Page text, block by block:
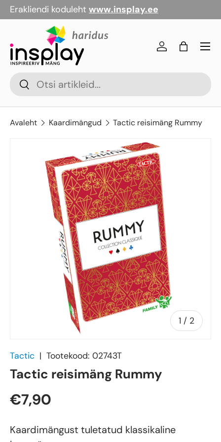
Jäta vahele
Erakliendi koduleht www.insplay.ee
OtsiOtsi
Logi sisse
Kott
Avaleht Kaardimängud Tactic reisimäng Rummy
1 / of
2
Tactic | Tootekood: 02743T
Tactic reisimäng Rummy
€7,90
Kaardimängust tuletatud klassikaline